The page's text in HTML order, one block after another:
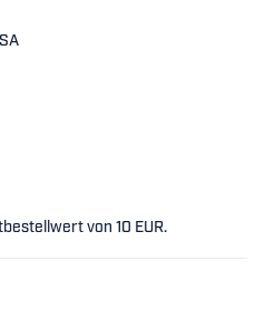
von 10 EUR.